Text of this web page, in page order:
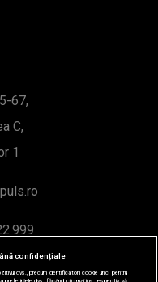
67,
C,
1
confidențiale
dvs., precum identificatorii cookie unici pentru
dvs. făcând clic mai jos, respectiv vă